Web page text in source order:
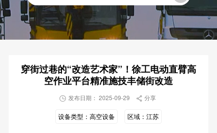
穿街过巷的“改造艺术家”！徐工电动直臂高
空作业平台精准施技丰储街改造
 发布日期： 2025-09-29  分享
设备类型： 高空设备 区域： 江苏